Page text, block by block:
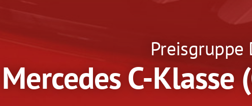
Preisgruppe
Mercedes C-